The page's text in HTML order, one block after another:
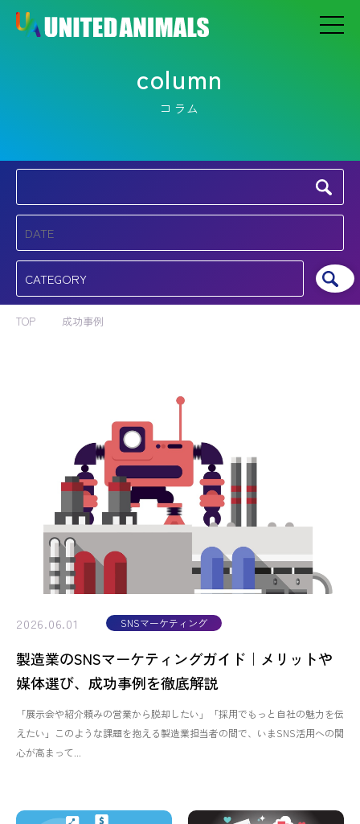
column
コラム
TOP 成功事例
2026.06.01 SNSマーケティング
製造業のSNSマーケティングガイド｜メリットや
媒体選び、成功事例を徹底解説
「展示会や紹介頼みの営業から脱却したい」「採用でもっと自社の魅力を伝
えたい」このような課題を抱える製造業担当者の間で、いまSNS活用への関
心が高まって...